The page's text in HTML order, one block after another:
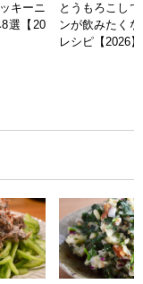
キーニ
選【20
とうもろこし
ンが飲みたく
レシピ【2026】